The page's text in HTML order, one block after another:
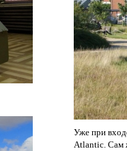
Уже при
Atlantic. Сам